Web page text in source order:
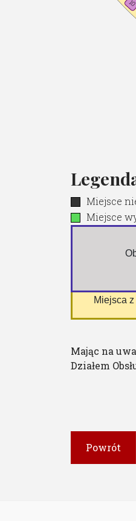
10
Miejsce
Miejsce
Miejsca
Mając na
Działem
Powrót